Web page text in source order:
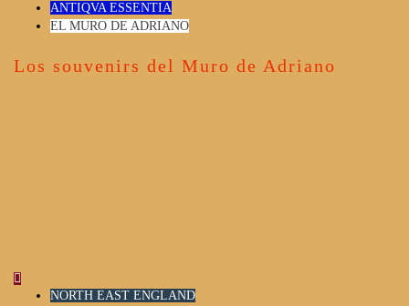
ANTIQVA ESSENTIA
EL MURO DE ADRIANO
Los souvenirs del Muro de Adriano
NORTH EAST ENGLAND